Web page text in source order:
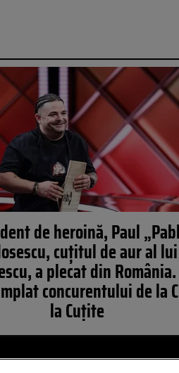
de heroină, Paul
cuțitul de aur al lui
a plecat din România.
concurentului de la
la Cuțite